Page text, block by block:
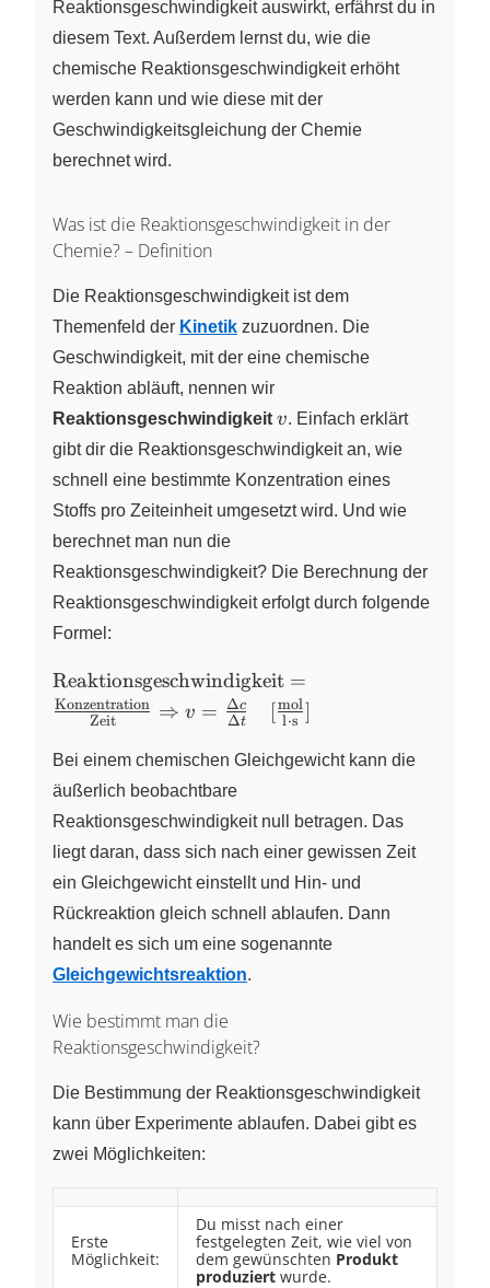
Reaktionsgeschwindigkeit auswirkt, erfährst du in
diesem Text. Außerdem lernst du, wie die
chemische Reaktionsgeschwindigkeit erhöht
werden kann und wie diese mit der
Geschwindigkeitsgleichung der Chemie
berechnet wird.
Was ist die Reaktionsgeschwindigkeit in der
Chemie? – Definition
Die Reaktionsgeschwindigkeit ist dem
Themenfeld der Kinetik zuzuordnen. Die
Geschwindigkeit, mit der eine chemische
Reaktion abläuft, nennen wir
Reaktionsgeschwindigkeit v
v. Einfach erklärt
gibt dir die Reaktionsgeschwindigkeit an, wie
schnell eine bestimmte Konzentration eines
Stoffs pro Zeiteinheit umgesetzt wird. Und wie
berechnet man nun die
Reaktionsgeschwindigkeit? Die Berechnung der
Reaktionsgeschwindigkeit erfolgt durch folgende
Formel:
\text{Reaktionsgeschwindigkeit}
= \frac{\text{Konzentration}}
{\text{Zeit}} \Rightarrow v =
\frac{\Delta c}{\Delta t} \quad
[\pu{mol//l*s}]
Reaktionsgeschwindigkeit =
Zeit
Konzentration ⇒ v = Δt
Δc [ l⋅s
mol]
Bei einem chemischen Gleichgewicht kann die
äußerlich beobachtbare
Reaktionsgeschwindigkeit null betragen. Das
liegt daran, dass sich nach einer gewissen Zeit
ein Gleichgewicht einstellt und Hin- und
Rückreaktion gleich schnell ablaufen. Dann
handelt es sich um eine sogenannte
Gleichgewichtsreaktion.
Wie bestimmt man die
Reaktionsgeschwindigkeit?
Die Bestimmung der Reaktionsgeschwindigkeit
kann über Experimente ablaufen. Dabei gibt es
zwei Möglichkeiten:
Erste
Möglichkeit:
Du misst nach einer
festgelegten Zeit, wie viel von
dem gewünschten Produkt
produziert wurde.